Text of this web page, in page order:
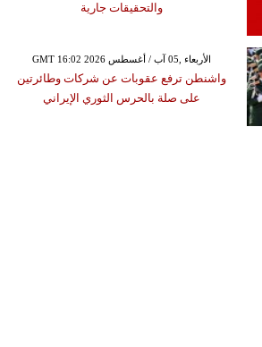
والتحقيقات جارية
GMT 16:02 2026 الأربعاء ,05 آب / أغسطس
واشنطن ترفع عقوبات عن شركات وطائرتين
على صلة بالحرس الثوري الإيراني